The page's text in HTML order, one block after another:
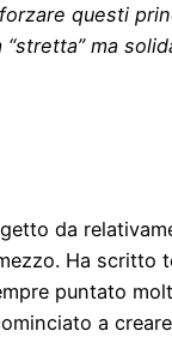
questi
ma
da
Ha scritto
puntato
a